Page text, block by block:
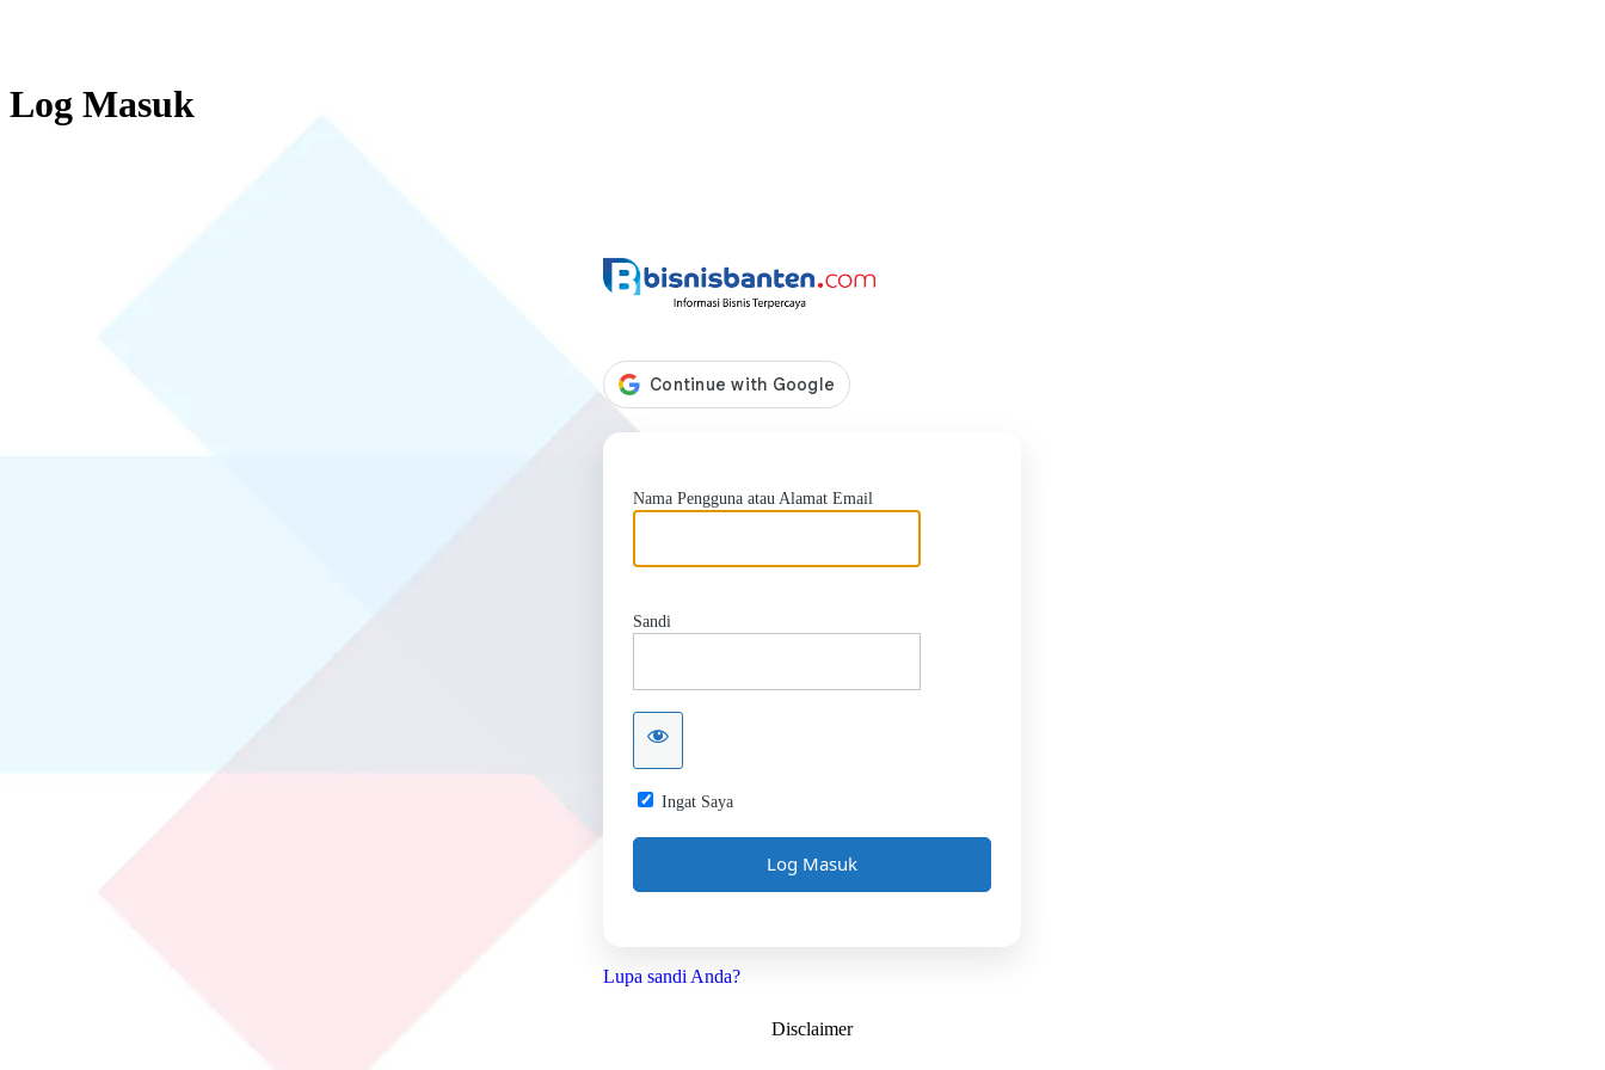
Log Masuk
Nama Pengguna atau Alamat Email
Sandi
Ingat Saya
Lupa sandi Anda?
Disclaimer